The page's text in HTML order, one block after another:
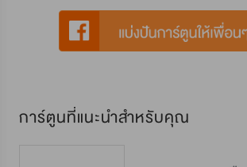
การ์ตูนที่แนะนำสำหรับคุณ